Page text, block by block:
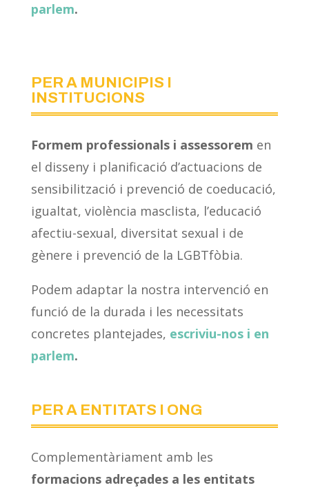
parlem.
PER A MUNICIPIS I
INSTITUCIONS
Formem professionals i assessorem en
el disseny i planificació d’actuacions de
sensibilització i prevenció de coeducació,
igualtat, violència masclista, l’educació
afectiu-sexual, diversitat sexual i de
gènere i prevenció de la LGBTfòbia.
Podem adaptar la nostra intervenció en
funció de la durada i les necessitats
concretes plantejades, escriviu-nos i en
parlem.
PER A ENTITATS I ONG
Complementàriament amb les
formacions adreçades a les entitats